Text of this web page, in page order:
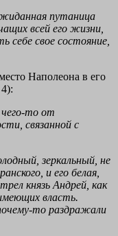
путаница
всей его жизни,
себе свое состояние,
Наполеона в его
то от
связанной с
зеркальный, не
и его белая,
князь Андрей, как
власть.
то раздражали